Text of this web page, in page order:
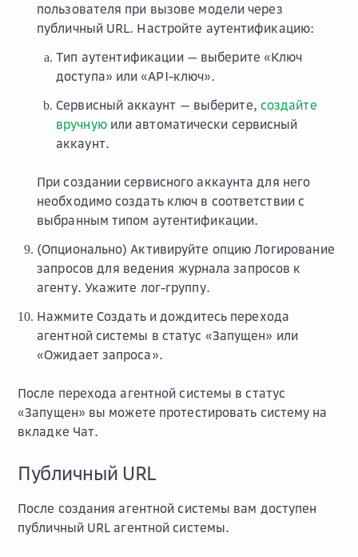
пользователя при вызове модели через
публичный URL. Настройте аутентификацию:
Тип аутентификации— выберите «Ключ
доступа» или «API-ключ».
Сервисный аккаунт — выберите, создайте
вручнуюили автоматически сервисный
аккаунт.
При создании сервисного аккаунта для него
необходимо создать ключ в соответствии с
выбранным типом аутентификации.
(Опционально) Активируйте опциюЛогирование
запросов для ведения журнала запросов к
агенту. Укажите лог-группу.
Нажмите Создатьи дождитесь перехода
агентной системы в статус «Запущен» или
«Ожидает запроса».
После перехода агентной системы в статус
«Запущен» вы можете протестировать систему на
вкладке Чат.
Публичный URL
После создания агентной системы вам доступен
публичный URL агентной системы.